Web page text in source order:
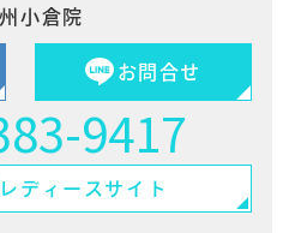
小倉院
お問合せ
9417
レディースサイト